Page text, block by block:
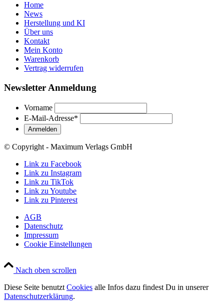
Home
News
Herstellung und KI
Über uns
Kontakt
Mein Konto
Warenkorb
Vertrag widerrufen
Newsletter Anmeldung
Vorname
E-Mail-Adresse*
© Copyright - Maximum Verlags GmbH
Link zu Facebook
Link zu Instagram
Link zu TikTok
Link zu Youtube
Link zu Pinterest
AGB
Datenschutz
Impressum
Cookie Einstellungen
Nach oben scrollen
Diese Seite benutzt Cookies alle Infos dazu findest Du in unserer
Datenschutzerklärung.